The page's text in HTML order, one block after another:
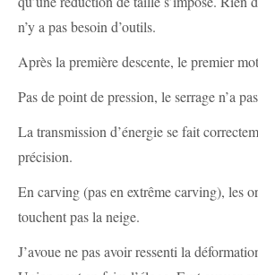
n’y a pas besoin d’outils.
Après la première descente, le premier
Pas de point de pression, le serrage n’a
La transmission d’énergie se fait
précision.
En carving (pas en extrême carving), les
touchent pas la neige.
J’avoue ne pas avoir ressenti la